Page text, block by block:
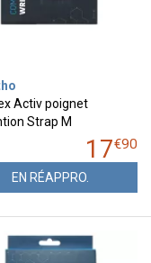
Activ poignet
Strap M
17€90
EN RÉAPPRO.